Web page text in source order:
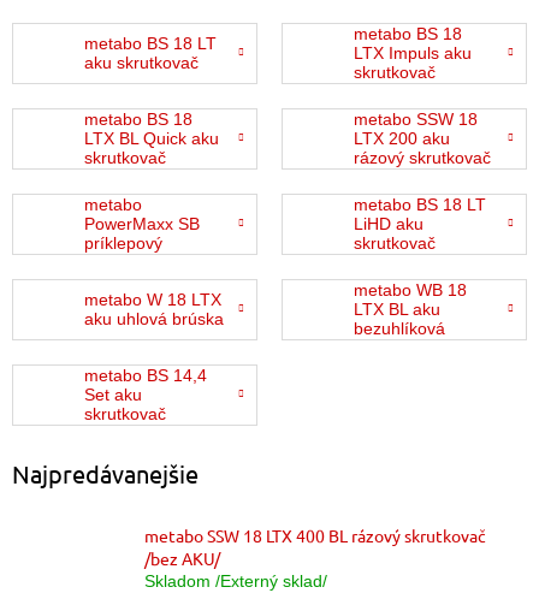
metabo BS 18 LT
aku skrutkovač
metabo BS 18
LTX Impuls aku
skrutkovač
metabo BS 18
LTX BL Quick aku
skrutkovač
metabo SSW 18
LTX 200 aku
rázový skrutkovač
metabo
PowerMaxx SB
príklepový
metabo BS 18 LT
LiHD aku
skrutkovač
metabo W 18 LTX
aku uhlová brúska
metabo WB 18
LTX BL aku
bezuhlíková
metabo BS 14,4
Set aku
skrutkovač
Najpredávanejšie
metabo SSW 18 LTX 400 BL rázový skrutkovač
/bez AKU/
Skladom /Externý sklad/